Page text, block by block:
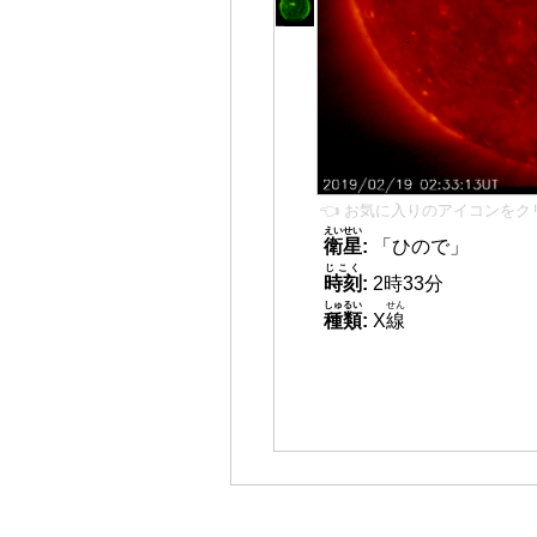
👈 お気に入りのアイコンをク
衛星
えいせい
:
「ひので」
時刻
じこく
: 2時33分
種類
しゅるい
: X線
せん